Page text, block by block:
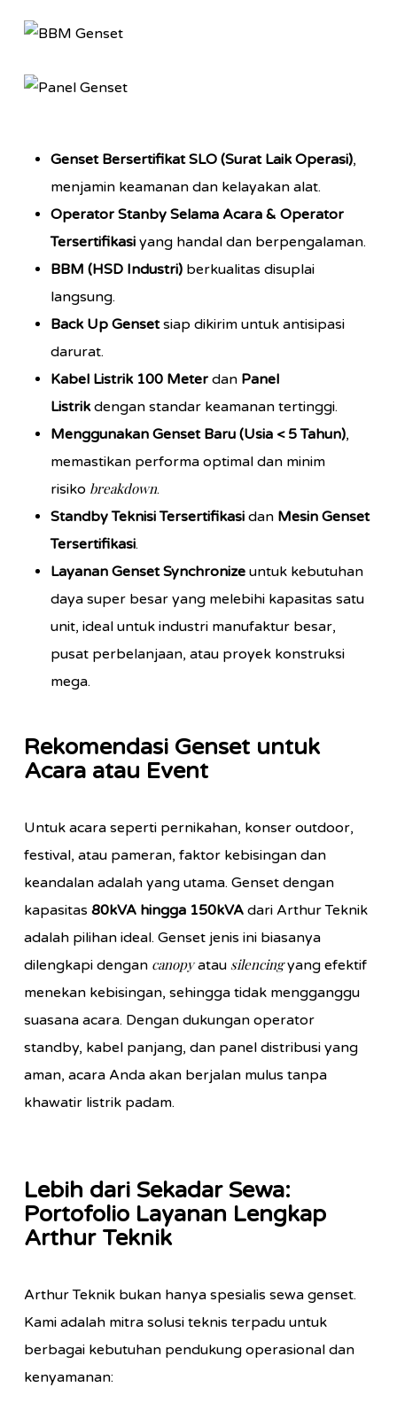
Genset Bersertifikat SLO (Surat Laik Operasi),
menjamin keamanan dan kelayakan alat.
Operator Stanby Selama Acara & Operator
Tersertifikasiyang handal dan berpengalaman.
BBM (HSD Industri)berkualitas disuplai
langsung.
Back Up Gensetsiap dikirim untuk antisipasi
darurat.
Kabel Listrik 100 Meterdan Panel
Listrikdengan standar keamanan tertinggi.
Menggunakan Genset Baru (Usia < 5 Tahun),
memastikan performa optimal dan minim
risiko breakdown.
Standby Teknisi Tersertifikasidan Mesin Genset
Tersertifikasi.
Layanan Genset Synchronizeuntuk kebutuhan
daya super besar yang melebihi kapasitas satu
unit, ideal untuk industri manufaktur besar,
pusat perbelanjaan, atau proyek konstruksi
mega.
Rekomendasi Genset untuk
Acara atau Event
Untuk acara seperti pernikahan, konser outdoor,
festival, atau pameran, faktor kebisingan dan
keandalan adalah yang utama. Genset dengan
kapasitas 80kVA hingga 150kVAdari Arthur Teknik
adalah pilihan ideal. Genset jenis ini biasanya
dilengkapi dengan canopyatau silencingyang efektif
menekan kebisingan, sehingga tidak mengganggu
suasana acara. Dengan dukungan operator
standby, kabel panjang, dan panel distribusi yang
aman, acara Anda akan berjalan mulus tanpa
khawatir listrik padam.
Lebih dari Sekadar Sewa:
Portofolio Layanan Lengkap
Arthur Teknik
Arthur Teknik bukan hanya spesialis sewa genset.
Kami adalah mitra solusi teknis terpadu untuk
berbagai kebutuhan pendukung operasional dan
kenyamanan: